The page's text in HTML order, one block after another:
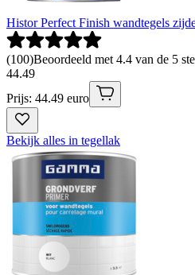
Histor Perfect Finish wandtegels
(100)Beoordeeld met 4.4 van de 5
44.49
Prijs: 44.49 euro
Bekijk alles in tegellak